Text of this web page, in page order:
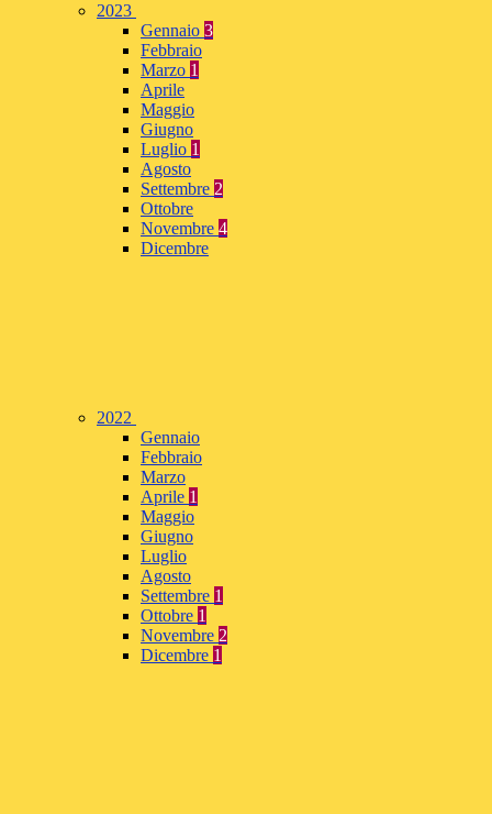
2023
Gennaio 3
Febbraio
Marzo 1
Aprile
Maggio
Giugno
Luglio 1
Agosto
Settembre 2
Ottobre
Novembre 4
Dicembre
2022
Gennaio
Febbraio
Marzo
Aprile 1
Maggio
Giugno
Luglio
Agosto
Settembre 1
Ottobre 1
Novembre 2
Dicembre 1